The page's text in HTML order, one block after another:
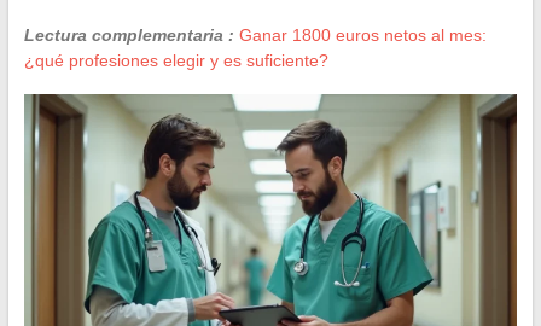
Lectura complementaria : Ganar 1800 euros netos al mes:
¿qué profesiones elegir y es suficiente?